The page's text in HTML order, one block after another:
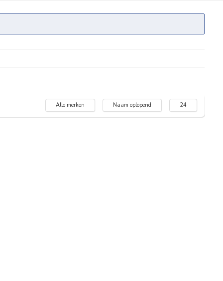
Alle merken Naam oplopend 24